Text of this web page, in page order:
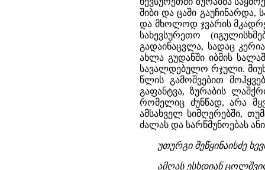
შიბი და ცაში
და მხოლოდ ჯვარის
სახევსურეთო
გადაინაცვლა, სადაც
ახლა გუდანში იბმის
სავალდებულო რჯული.
წლის გამოშვებით
გაფანტვა, ზურაბის
რომელიც ძუნწად, არა
ამსახველ სიმღერებში,
ძალას და სარწმუნოებას
უთურგი მეწყინაისძე
ამღას ესხდიან